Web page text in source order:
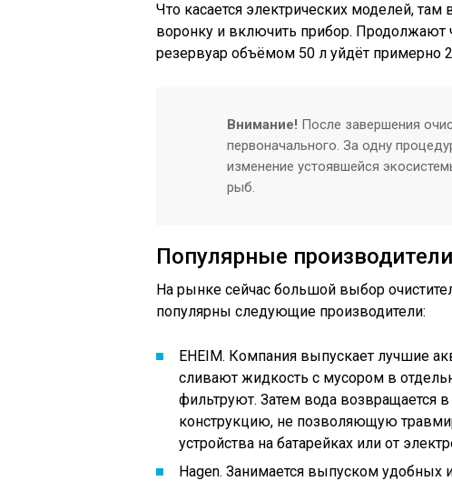
Что касается электрических моделей,
воронку и включить прибор. Продолжают
резервуар объёмом 50 л уйдёт примерно
Внимание! После завершения
первоначального. За одну
изменение устоявшейся
рыб.
Популярные производители
На рынке сейчас большой выбор
популярны следующие производители:
EHEIM. Компания выпускает лучшие
сливают жидкость с мусором в
фильтруют. Затем вода возвращается
конструкцию, не позволяющую
устройства на батарейках или от
Hagen. Занимается выпуском